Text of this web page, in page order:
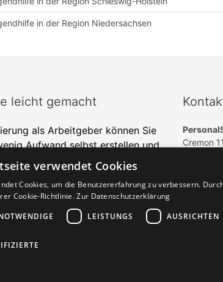
in der Region Niedersachsen
leicht gemacht
als Arbeitgeber können Sie
Aufwand selbst erstellen und
finden geeignete Bewerber*innen
Cremon 11
E-Mail:
vorbehalten.
verwendet Cookies
Cookies, um die Benutzererfahrung zu verbessern.
Cookie-Richtlinie.Zur Datenschutzerklärung
LEISTUNGS AUSRICHTEN